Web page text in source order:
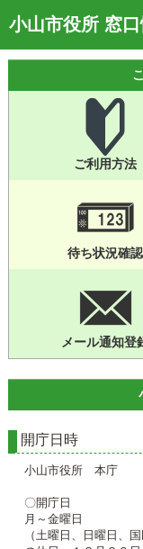
小山市役所 窓
トップページ
ご利用方法
窓口混雑状況
待ち状況確認
交付状況確認
メール通知登録
混雑予想カレンダ
ご利用方法
待ち状況確認
メール通知登
開庁日時
小山市役所 本庁
〇開庁日
月～金曜日
（土曜日、日曜日、